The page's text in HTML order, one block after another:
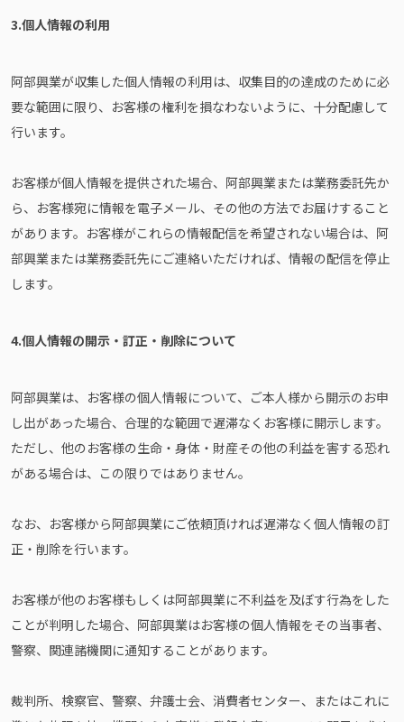
3.個人情報の利用
阿部興業が収集した個人情報の利用は、収集目的の達成のために必
要な範囲に限り、お客様の権利を損なわないように、十分配慮して
行います。
お客様が個人情報を提供された場合、阿部興業または業務委託先か
ら、お客様宛に情報を電子メール、その他の方法でお届けすること
があります。お客様がこれらの情報配信を希望されない場合は、阿
部興業または業務委託先にご連絡いただければ、情報の配信を停止
します。
4.個人情報の開示・訂正・削除について
阿部興業は、お客様の個人情報について、ご本人様から開示のお申
し出があった場合、合理的な範囲で遅滞なくお客様に開示します。
ただし、他のお客様の生命・身体・財産その他の利益を害する恐れ
がある場合は、この限りではありません。
なお、お客様から阿部興業にご依頼頂ければ遅滞なく個人情報の訂
正・削除を行います。
お客様が他のお客様もしくは阿部興業に不利益を及ぼす行為をした
ことが判明した場合、阿部興業はお客様の個人情報をその当事者、
警察、関連諸機関に通知することがあります。
裁判所、検察官、警察、弁護士会、消費者センター、またはこれに